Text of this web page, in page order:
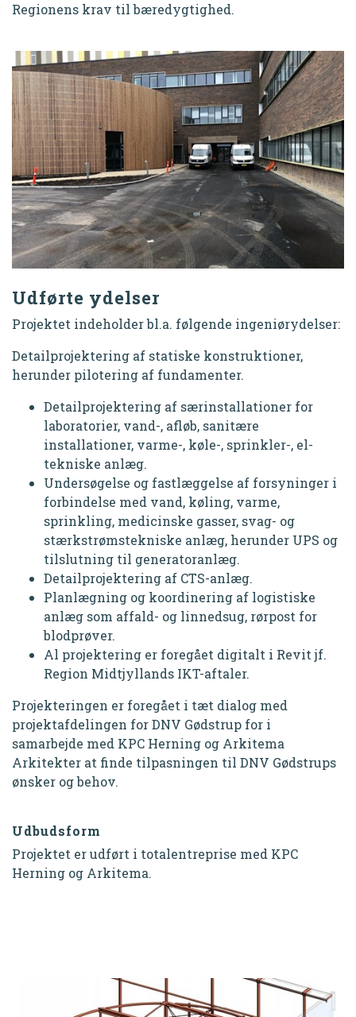
Regionens krav til bæredygtighed.
Udførte ydelser
Projektet indeholder bl.a. følgende ingeniørydelser:
Detailprojektering af statiske konstruktioner,
herunder pilotering af fundamenter.
Detailprojektering af særinstallationer for
laboratorier, vand-, afløb, sanitære
installationer, varme-, køle-, sprinkler-, el-
tekniske anlæg.
Undersøgelse og fastlæggelse af forsyninger i
forbindelse med vand, køling, varme,
sprinkling, medicinske gasser, svag- og
stærkstrømstekniske anlæg, herunder UPS og
tilslutning til generatoranlæg.
Detailprojektering af CTS-anlæg.
Planlægning og koordinering af logistiske
anlæg som affald- og linnedsug, rørpost for
blodprøver.
Al projektering er foregået digitalt i Revit jf.
Region Midtjyllands IKT-aftaler.
Projekteringen er foregået i tæt dialog med
projektafdelingen for DNV Gødstrup for i
samarbejde med KPC Herning og Arkitema
Arkitekter at finde tilpasningen til DNV Gødstrups
ønsker og behov.
Udbudsform
Projektet er udført i totalentreprise med KPC
Herning og Arkitema.